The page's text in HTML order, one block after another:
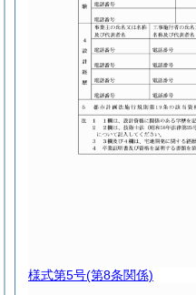
様式第5号(第8条関係)